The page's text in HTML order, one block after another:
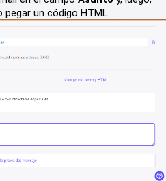
un código HTML.